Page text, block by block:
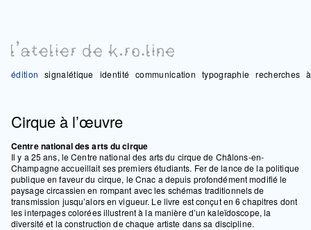
édition signalétique identité communication typographie recherches
Cirque à l’œuvre
Centre national des arts du cirque
Il y a 25 ans, le Centre national des arts du cirque de Châlons-en-
Champagne accueillait ses premiers étudiants. Fer de lance de la politique
publique en faveur du cirque, le Cnac a depuis profondément modifié le
paysage circassien en rompant avec les schémas traditionnels de
transmission jusqu’alors en vigueur. Le livre est conçut en 6 chapitres dont
les interpages colorées illustrent à la manière d’un kaleïdoscope, la
diversité et la construction de chaque artiste dans sa discipline.